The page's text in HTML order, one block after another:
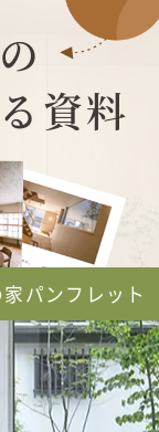
資料
パンフレット